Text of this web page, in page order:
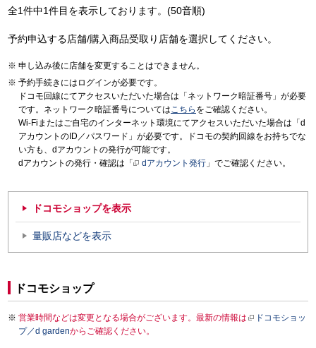
全1件中1件目を表示しております。(50音順)
予約申込する店舗/購入商品受取り店舗を選択してください。
申し込み後に店舗を変更することはできません。
予約手続きにはログインが必要です。
ドコモ回線にてアクセスいただいた場合は「ネットワーク暗証番号」が必要
です。ネットワーク暗証番号についてはこちら をご確認ください。
Wi-Fiまたはご自宅のインターネット環境にてアクセスいただいた場合は「d
アカウントのID／パスワード」が必要です。ドコモの契約回線をお持ちでな
い方も、dアカウントの発行が可能です。
dアカウントの発行・確認は「
dアカウント発行 」でご確認ください。
ドコモショップを表示
量販店などを表示
ドコモショップ
営業時間などは変更となる場合がございます。最新の情報は
ドコモショッ
プ／d gardenからご確認ください。